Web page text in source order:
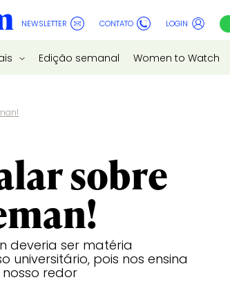
NEWSLETTER CONTATO LOGIN
Edição semanal Women to Watch
sobre
deveria ser matéria
pois nos ensina
redor